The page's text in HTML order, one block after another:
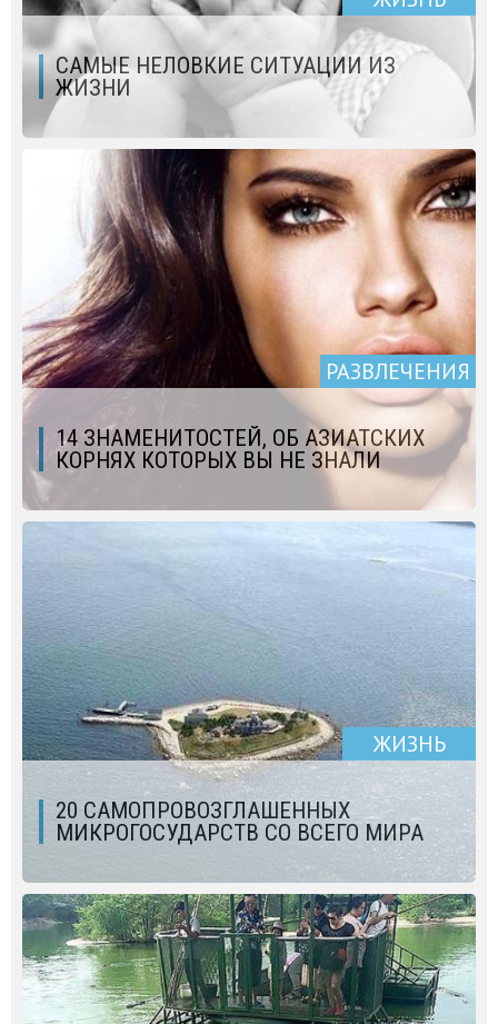
САМЫЕ НЕЛОВКИЕ СИТУАЦИИ ИЗ
ЖИЗНИ
РАЗВЛЕЧЕНИЯ
14 ЗНАМЕНИТОСТЕЙ, ОБ АЗИАТСКИХ
КОРНЯХ КОТОРЫХ ВЫ НЕ ЗНАЛИ
ЖИЗНЬ
20 САМОПРОВОЗГЛАШЕННЫХ
МИКРОГОСУДАРСТВ СО ВСЕГО МИРА